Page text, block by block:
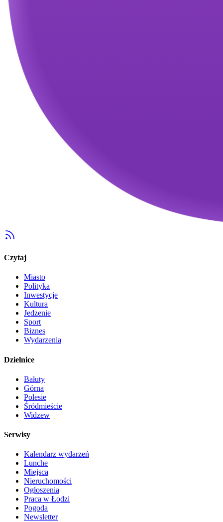
Czytaj
Miasto
Polityka
Inwestycje
Kultura
Jedzenie
Sport
Biznes
Wydarzenia
Dzielnice
Bałuty
Górna
Polesie
Śródmieście
Widzew
Serwisy
Kalendarz wydarzeń
Lunche
Miejsca
Nieruchomości
Ogłoszenia
Praca w Łodzi
Pogoda
Newsletter